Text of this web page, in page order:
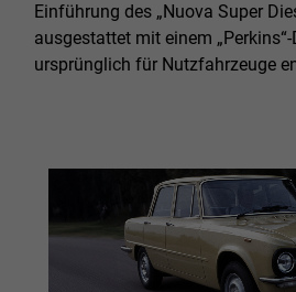
Einführung des „Nuova Super
ausgestattet mit einem
ursprünglich für Nutzfahrzeuge